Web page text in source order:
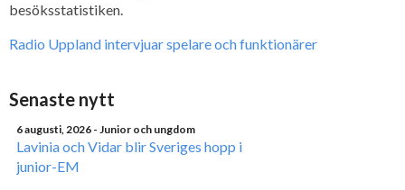
besöksstatistiken.
Radio Uppland intervjuar spelare och funktionärer
Senaste nytt
6 augusti, 2026 - Junior och ungdom
Lavinia och Vidar blir Sveriges hopp i
junior-EM